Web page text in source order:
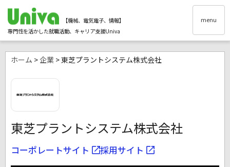
【機械、電気電子、情報】
専門性を活かした就職活動、キャリア支援Univa
menu
ホーム > 企業 > 東芝プラントシステム株式会社
東芝プラントシステム株式会社
コーポレートサイト 採用サイト